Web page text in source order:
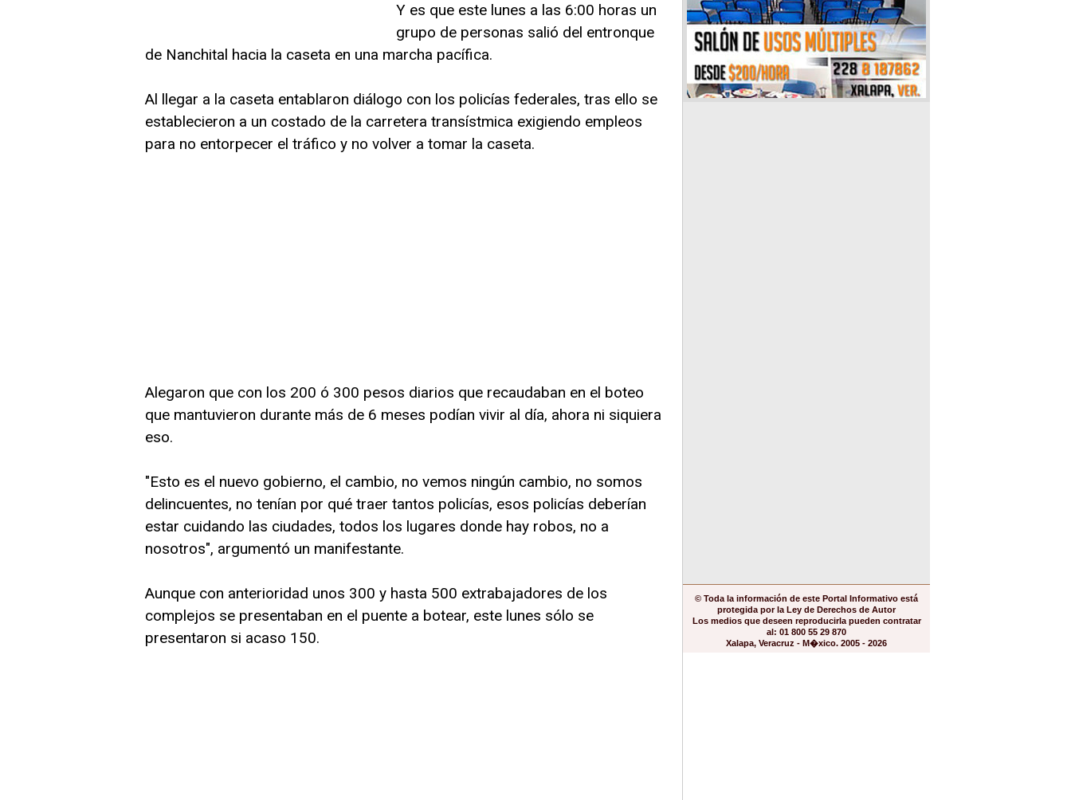
Y es que este lunes a las 6:00 horas un
grupo de personas salió del entronque
de Nanchital hacia la caseta en una marcha pacífica.
Al llegar a la caseta entablaron diálogo con los policías federales, tras ello se
establecieron a un costado de la carretera transístmica exigiendo empleos
para no entorpecer el tráfico y no volver a tomar la caseta.
Alegaron que con los 200 ó 300 pesos diarios que recaudaban en el boteo
que mantuvieron durante más de 6 meses podían vivir al día, ahora ni siquiera
eso.
"Esto es el nuevo gobierno, el cambio, no vemos ningún cambio, no somos
delincuentes, no tenían por qué traer tantos policías, esos policías deberían
estar cuidando las ciudades, todos los lugares donde hay robos, no a
nosotros", argumentó un manifestante.
Aunque con anterioridad unos 300 y hasta 500 extrabajadores de los
complejos se presentaban en el puente a botear, este lunes sólo se
presentaron si acaso 150.
© Toda la información de este Portal Informativo está
protegida por la Ley de Derechos de Autor
Los medios que deseen reproducirla pueden contratar
al: 01 800 55 29 870
Xalapa, Veracruz - M�xico. 2005 - 2026